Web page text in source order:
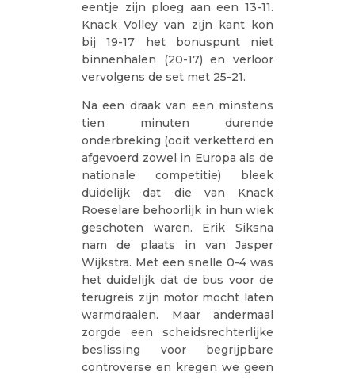
eentje zijn ploeg aan een 13-11.
Knack Volley van zijn kant kon
bij 19-17 het bonuspunt niet
binnenhalen (20-17) en verloor
vervolgens de set met 25-21.
Na een draak van een minstens
tien minuten durende
onderbreking (ooit verketterd en
afgevoerd zowel in Europa als de
nationale competitie) bleek
duidelijk dat die van Knack
Roeselare behoorlijk in hun wiek
geschoten waren. Erik Siksna
nam de plaats in van Jasper
Wijkstra. Met een snelle 0-4 was
het duidelijk dat de bus voor de
terugreis zijn motor mocht laten
warmdraaien. Maar andermaal
zorgde een scheidsrechterlijke
beslissing voor begrijpbare
controverse en kregen we geen